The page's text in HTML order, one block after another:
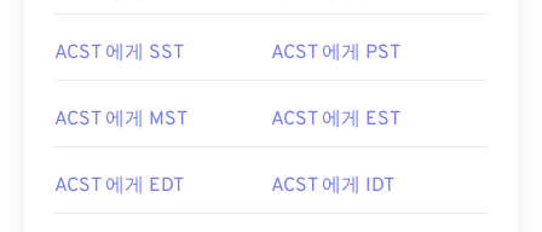
ACST 에게 SST ACST 에게 PST
ACST 에게 MST ACST 에게 EST
ACST 에게 EDT ACST 에게 IDT